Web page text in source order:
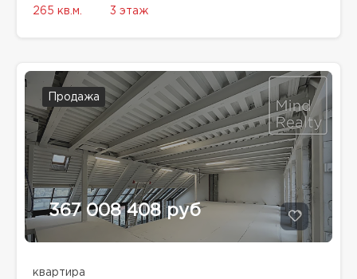
265 кв.м. 3 этаж
Продажа
367 008 408 руб
квартира